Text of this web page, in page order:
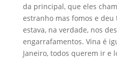
da principal, que eles
estranho mas fomos e
estava, na verdade, nos
engarrafamentos. Vina é
Janeiro, todos querem ir e